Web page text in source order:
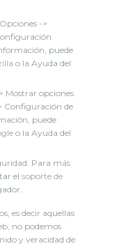
->
puede
o la Ayuda del
Mostrar opciones
Configuración de
puede
o la Ayuda del
Para más
el soporte de
es decir aquellas
no podemos
y veracidad de